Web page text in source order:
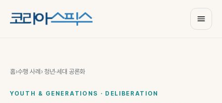
홈›수행 사례 › 청년·세대 공론화
YOUTH & GENERATIONS · DELIBERATION